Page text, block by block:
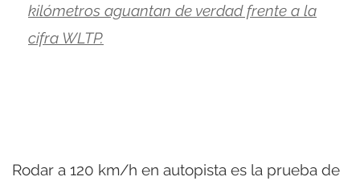
kilómetros aguantan de verdad frente a la
cifra WLTP.
Rodar a 120 km/h en autopista es la prueba de